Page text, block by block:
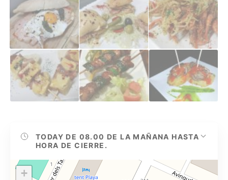
TODAY DE 08.00 DE LA MAÑANA HASTA
HORA DE CIERRE.
+